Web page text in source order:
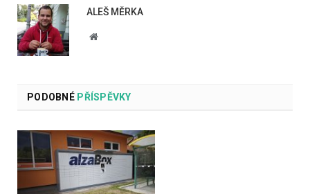
ALEŠ MĚRKA
Website
PODOBNÉPŘÍSPĚVKY